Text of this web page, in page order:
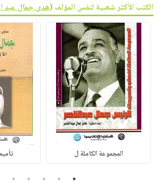
الكتب الأكثر شعبية لنفس المؤلف (هدى جمال عبد
المجموعة الكاملة ل
1
2
3
4
5